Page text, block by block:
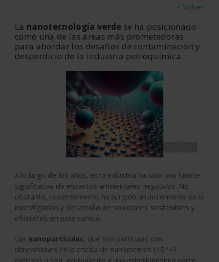
< Volver
La nanotecnología verde se ha posicionado
como una de las áreas más prometedoras
para abordar los desafíos de contaminación y
desperdicio de la industria petroquímica.
A lo largo de los años, esta industria ha sido una fuente
significativa de impactos ambientales negativos. No
obstante, recientemente ha surgido un incremento en la
investigación y desarrollo de soluciones sostenibles y
eficientes en este campo.
Las nanopartículas, que son partículas con
dimensiones en la escala de nanómetros (10^-9
metros) o sea, equivalente a una milmillonésima parte